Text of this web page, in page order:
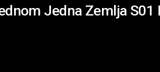
Jedna Zemlja S01